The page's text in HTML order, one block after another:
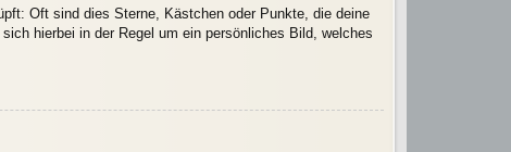
Oft sind dies Sterne, Kästchen oder Punkte, die deine
hierbei in der Regel um ein persönliches Bild, welches